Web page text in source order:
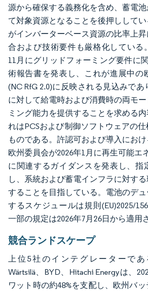
源から確保する義務化を含め、蓄電
て対象資源となることを後押しして
がインバーターベース資源の比率上
合および技術要件も厳格化している
11月にグリッドフォーミング要件に
術報告書を発表し、これが進展中の
(NC RfG 2.0)に反映される見込みで
に対して給電時および消費時の両モ
ミング能力を提供することを求める
れはPCSおよび制御ソフトウェアの
ものである。許認可および導入におけ
欧州委員会が2026年1月に再生可能エ
に関連するガイダンスを発表し、指
し、系統および蓄電インフラに対す
することを目指している。電池のデ
するスケジュールは規則(EU)2025/
一部の規定は2026年7月26日から適用
競合ランドスケープ
上位5社のインテグレーターである
Wärtsilä、BYD、Hitachi Energyは、
ワット時の約48%を支配し、欧州バ